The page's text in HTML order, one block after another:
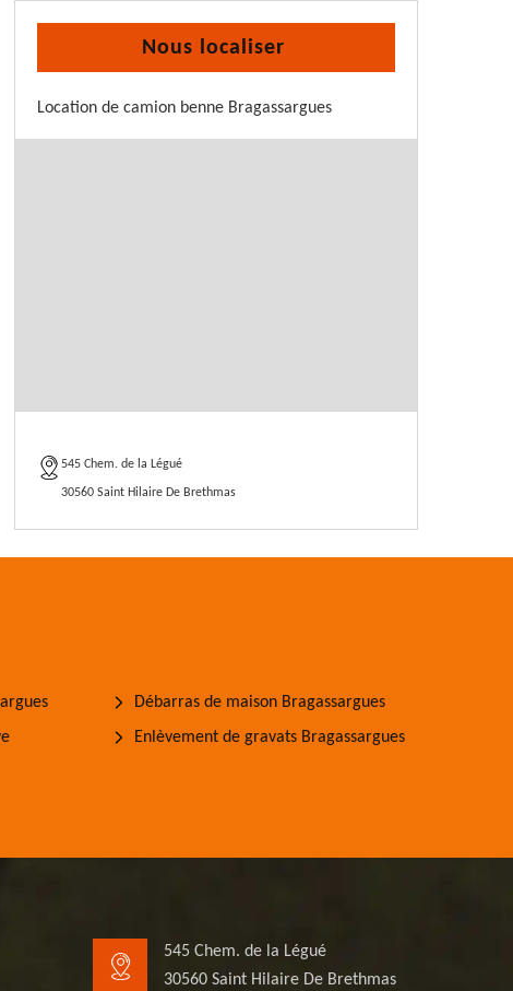
Nous localiser
Location de camion benne Bragassargues
545 Chem. de la Légué
30560 Saint Hilaire De Brethmas
Débarras de maison Bragassargues
Enlèvement de gravats Bragassargues
545 Chem. de la Légué
30560 Saint Hilaire De Brethmas